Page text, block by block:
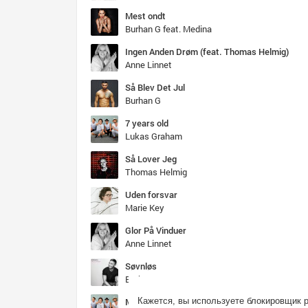
og jeg savner det
klokken var lidt i fem (sig uh hu hu)
og jeg gad ik' tag hjem (sig uh hu hu)
pludselig så stod hun der (sig uh hu hu)
og alle folk ku' se det hun var ik' genert
men det var min fejl
jeg var lidt for længe om at sig' nej
hun kyssed' mig på munden, jeg har dummet mig
og skuffet dig, tilgiv mig (ah-ih ah-ih ah ih-ah)
du slukker lyset og siger godnat
du orker ingenting og jeg siger det okay skat
men inderst inde er jeg ved at eksplodere
længes efter dig
klokken var lidt i fem (sig uh hu hu)
vi tog en taxa hjem (sig uh hu hu)
hun smed mig i sin seng (sig uh hu hu)
men jeg lover dig der skete virkelig ingenting
Mest ondt
Burhan G feat. Medina
Ingen Anden Drøm (feat. Thomas Helmig)
Anne Linnet
Så Blev Det Jul
Burhan G
7 years old
Lukas Graham
Så Lover Jeg
Thomas Helmig
Uden forsvar
Marie Key
Glor På Vinduer
Anne Linnet
Søvnløs
Burhan G
Mama Said
Кажется, вы используете